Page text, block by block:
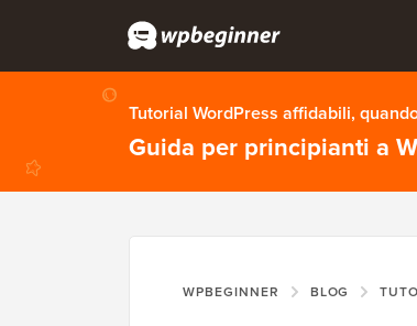
Tutorial WordPress affidabili,
Guida per principianti a
WPBEGINNER BLOG